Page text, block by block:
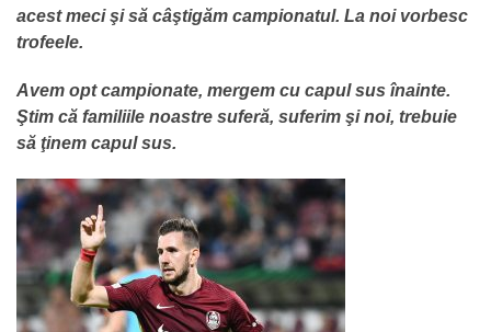
acest meci şi să câştigăm campionatul. La noi vorbesc
trofeele.
Avem opt campionate, mergem cu capul sus înainte.
Ştim că familiile noastre suferă, suferim şi noi, trebuie
să ţinem capul sus.